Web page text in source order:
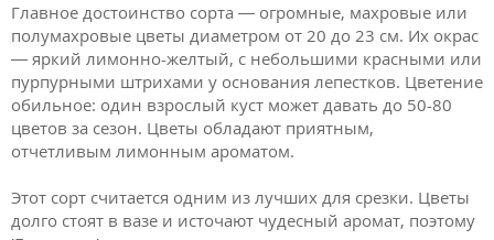
Главное достоинство сорта — огромные, махровые или
полумахровые цветы диаметром от 20 до 23 см. Их окрас
— яркий лимонно-желтый, с небольшими красными или
пурпурными штрихами у основания лепестков. Цветение
обильное: один взрослый куст может давать до 50-80
цветов за сезон. Цветы обладают приятным,
отчетливым лимонным ароматом.
Этот сорт считается одним из лучших для срезки. Цветы
долго стоят в вазе и источают чудесный аромат, поэтому